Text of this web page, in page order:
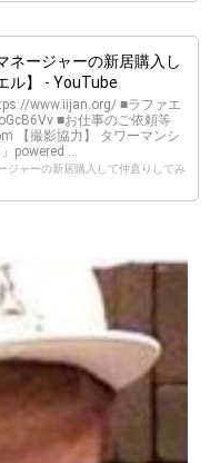
ネージャーの新居購入し
ル】 - YouTube
www.iijan.org/ ■ラファエ
■お仕事のご依頼等
【撮影協力】 タワーマンシ
powered ...
ジャーの新居購入して仲直りしてみ